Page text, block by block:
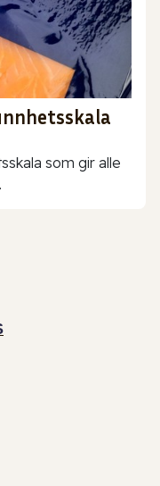
som gir alle